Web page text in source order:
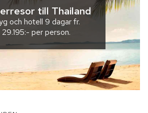
till Thailand
och hotell 9 dagarfr.
29.195:- per person.